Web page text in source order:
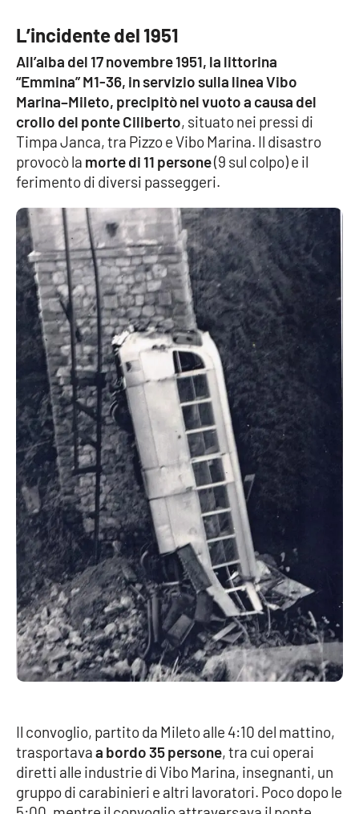
L’incidente del 1951
All’alba del 17 novembre 1951, la littorina
“Emmina” M1-36, in servizio sulla linea Vibo
Marina–Mileto, precipitò nel vuoto a causa del
crollo del ponte Ciliberto, situato nei pressi di
Timpa Janca, tra Pizzo e Vibo Marina. Il disastro
provocò la morte di 11 persone(9 sul colpo) e il
ferimento di diversi passeggeri.
Il convoglio, partito da Mileto alle 4:10 del mattino,
trasportavaa bordo 35 persone, tra cui operai
diretti alle industrie di Vibo Marina, insegnanti, un
gruppo di carabinieri e altri lavoratori. Poco dopo le